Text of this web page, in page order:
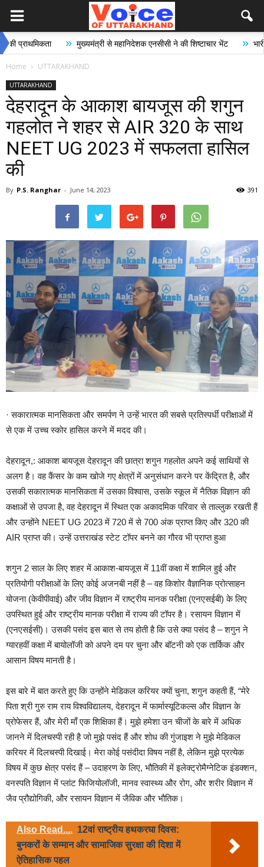
» मुख्यमंत्री से महानिदेशक एनसीसी ने की शिष्टाचार भेंट » भारी से बहुत भारी
Home UTTARAKHAND
UTTARAKHAND
देहरादून के आकाश बायजूस की शगुन
गहलोत ने शहर से AIR 320 के साथ
NEET UG 2023 में सफलता हासिल
की
By P.S. Ranghar - June 14, 2023 391
· सकारात्मक मानसिकता और समर्पण ने उन्हें भारत की सबसे प्रतिस्पर्धी परीक्षाओं में
से एक में उच्च स्कोर हासिल करने में मदद की।
देहरादून,: आकाश बायजूस देहरादून की छात्रा शगुन गहलोत अपने कई साथियों से
अलग है। वह कैंसर के कम खोजे गए क्षेत्रों में अनुसंधान करने पर केंद्रित है, और
उसकी सकारात्मक मानसिकता में उसका विश्वास, उसके स्कूल में नैतिक विज्ञान की
कक्षाओं से उपजा है, वह देहरादून में स्थित एक अकादमिक परिवार से ताल्लुक रखती हैं
और उन्होंने NEET UG 2023 में 720 में से 700 अंक प्राप्त किए और 320 की
AIR प्राप्त की। उन्हें उत्तराखंड स्टेट टॉपर बनने का गौरव भी प्राप्त हुआ
शगुन 2 साल के लिए शहर में आकाश-बायजूस में 11वीं कक्षा में शामिल हुई और
प्रतियोगी परीक्षाओं के लिए कोई अजनबी नहीं है – वह किशोर वैज्ञानिक प्रोत्साहन
योजना (केवीपीवाई) और जीव विज्ञान में राष्ट्रीय मानक परीक्षा (एनएसईबी) के लिए
उपस्थित हुई और राष्ट्रीय मानक परीक्षा में राज्य की टॉपर है। रसायन विज्ञान में
(एनएसईसी)। उसकी पसंद इस बात से तय होती है कि उसे क्या पसंद है – शगुन ने
ग्यारहवीं कक्षा में बायोलॉजी को अपने दम पर चुना और बॉटनी को एक तार्किक और
आसान विषय मानती है।
इस बारे में बात करते हुए कि उन्होंने मेडिकल करियर क्यों चुना, शगुन कहती हैं, “मेरे
पिता श्री गुरु राम राय विश्वविद्यालय, देहरादून में फार्मास्यूटिकल्स और विज्ञान के
प्रोफेसर हैं, और मेरी माँ एक शिक्षिका हैं। मुझे हमेशा उन चीजों के बारे में अधिक
जानने में दिलचस्पी रही है जो मुझे पसंद हैं और शोध की गुंजाइश ने मुझे मेडिकल
करियर में दिलचस्पी दिखाई। मेरा कोई पसंदीदा विषय नहीं है, लेकिन मुझे प्रत्येक
विषय में कुछ क्षेत्र पसंद हैं – उदाहरण के लिए, भौतिकी में इलेक्ट्रोमैग्नेटिक इंडक्शन,
वनस्पति विज्ञान में प्लांट फिजियोलॉजी, मानव स्वास्थ्य और रोग, और शरीर विज्ञान में
जैव प्रौद्योगिकी, और रसायन विज्ञान में जैविक और भौतिक।
Also Read.... 12वां राष्ट्रीय हथकरघा दिवस:
बुनकरों के सम्मान और सामाजिक सुरक्षा की दिशा में
ऐतिहासिक पहल